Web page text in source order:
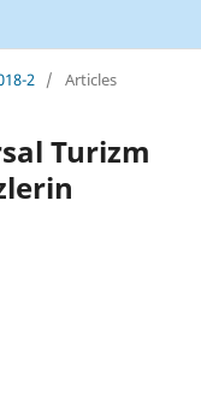
2 / Articles
Turizm